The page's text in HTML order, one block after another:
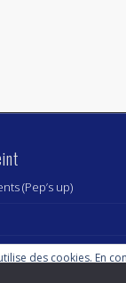
(Pep’s up)
des cookies. En